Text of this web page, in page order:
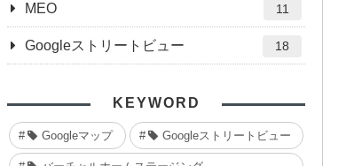
MEO 11
Googleストリートビュー 18
KEYWORD
Googleマップ Googleストリートビュー